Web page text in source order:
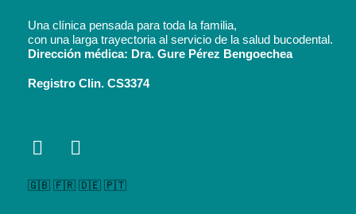
Una clínica pensada para toda la familia,
con una larga trayectoria al servicio de la salud bucodental.
Dirección médica: Dra. Gure Pérez Bengoechea
Registro Clin. CS3374
🇬🇧 🇫🇷 🇩🇪 🇵🇹